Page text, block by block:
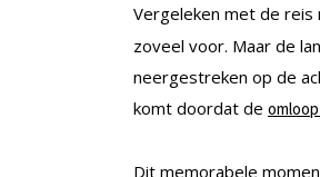
Vergeleken met de reis
zoveel voor. Maar de
neergestreken op de
komt doordat de
Dit memorabele